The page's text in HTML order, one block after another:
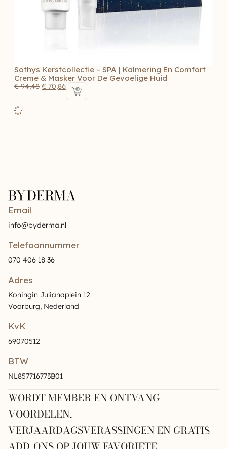
Sothys Kerstcollectie – SPA | Kalmering En Comfort
Creme & Masker Voor De Gevoelige Huid
€94,48 € 70,86
Email
info@byderma.nl
Telefoonnummer
070 406 18 36
Adres
Koningin Julianaplein 12
Voorburg, Nederland
KvK
69070512
BTW
NL857716773B01
WORDT MEMBER EN ONTVANG
VOORDELEN,
VERJAARDAGSVERASSINGEN EN GRATIS